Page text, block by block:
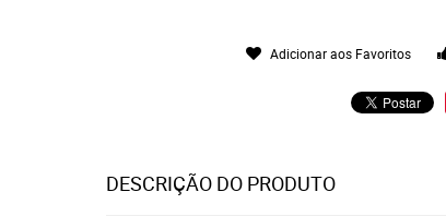
Adicionar aos Favoritos
DESCRIÇÃO DO PRODUTO